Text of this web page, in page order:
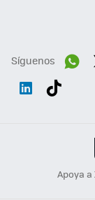
Síguenos
Apoya